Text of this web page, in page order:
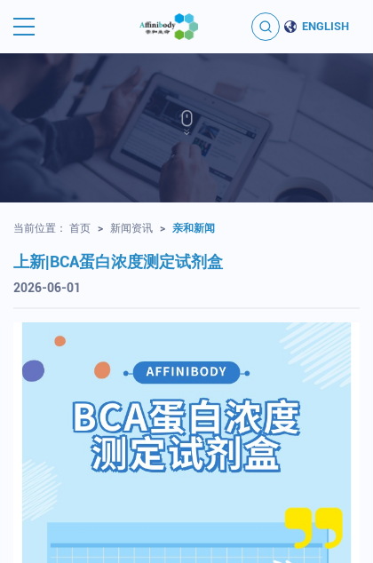
ENGLISH
当前位置： 首页 > 新闻资讯 > 亲和新闻
上新|BCA蛋白浓度测定试剂盒
2026-06-01